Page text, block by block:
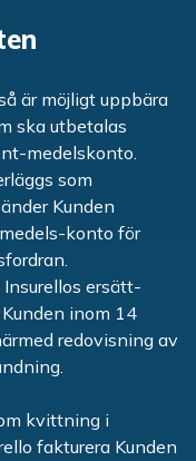
är möjligt uppbära
ska utbetalas
medelskonto.
som
Kunden
konto för
ersätt-
inom 14
redovisning av
kvittning i
fakturera Kunden